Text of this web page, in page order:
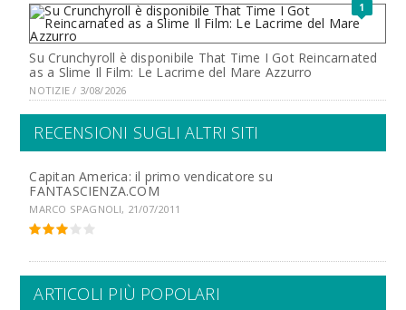
1
Su Crunchyroll è disponibile That Time I Got Reincarnated
as a Slime Il Film: Le Lacrime del Mare Azzurro
NOTIZIE / 3/08/2026
RECENSIONI SUGLI ALTRI SITI
Capitan America: il primo vendicatore su
FANTASCIENZA.COM
MARCO SPAGNOLI, 21/07/2011
ARTICOLI PIÙ POPOLARI